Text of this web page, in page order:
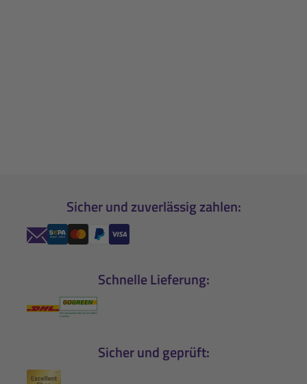
Sicher und zuverlässig zahlen:
Schnelle Lieferung:
Sicher und geprüft: